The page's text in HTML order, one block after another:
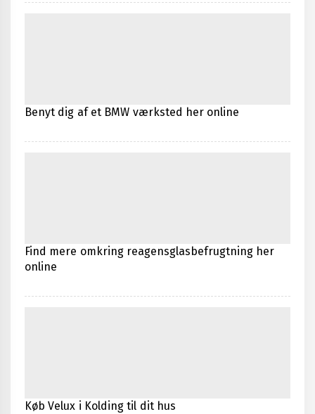
Benyt dig af et BMW værksted her online
Find mere omkring reagensglasbefrugtning her
online
Køb Velux i Kolding til dit hus